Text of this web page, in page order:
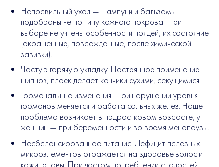
Неправильный уход — шампуни и бальзамы
подобраны не по типу кожного покрова. При
выборе не учтены особенности прядей, их состояние
(окрашенные, поврежденные, после химической
завивки).
Частую горячую укладку. Постоянное применение
щипцов, плоек делает кончики сухими, секущимися.
Гормональные изменения. При нарушении уровня
гормонов меняется и работа сальных желез. Чаще
проблема возникает в подростковом возрасте, у
женщин — при беременности и во время менопаузы.
Несбалансированное питание. Дефицит полезных
микроэлементов отражается на здоровье волос и
кожи головы. При частом потреблении сладостей,